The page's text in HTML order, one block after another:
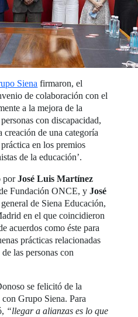
Siena firmaron, el
de colaboración con el
a la mejora de la
con discapacidad,
creación de una categoría
en los premios
de la educación’.
porJosé Luis Martínez
Fundación ONCE, yJosé
de Siena Educación,
en el que coincidieron
acuerdos como éste para
prácticas relacionadas
las personas con
se felicitó de la
Grupo Siena. Para
“llegar a alianzas es lo que